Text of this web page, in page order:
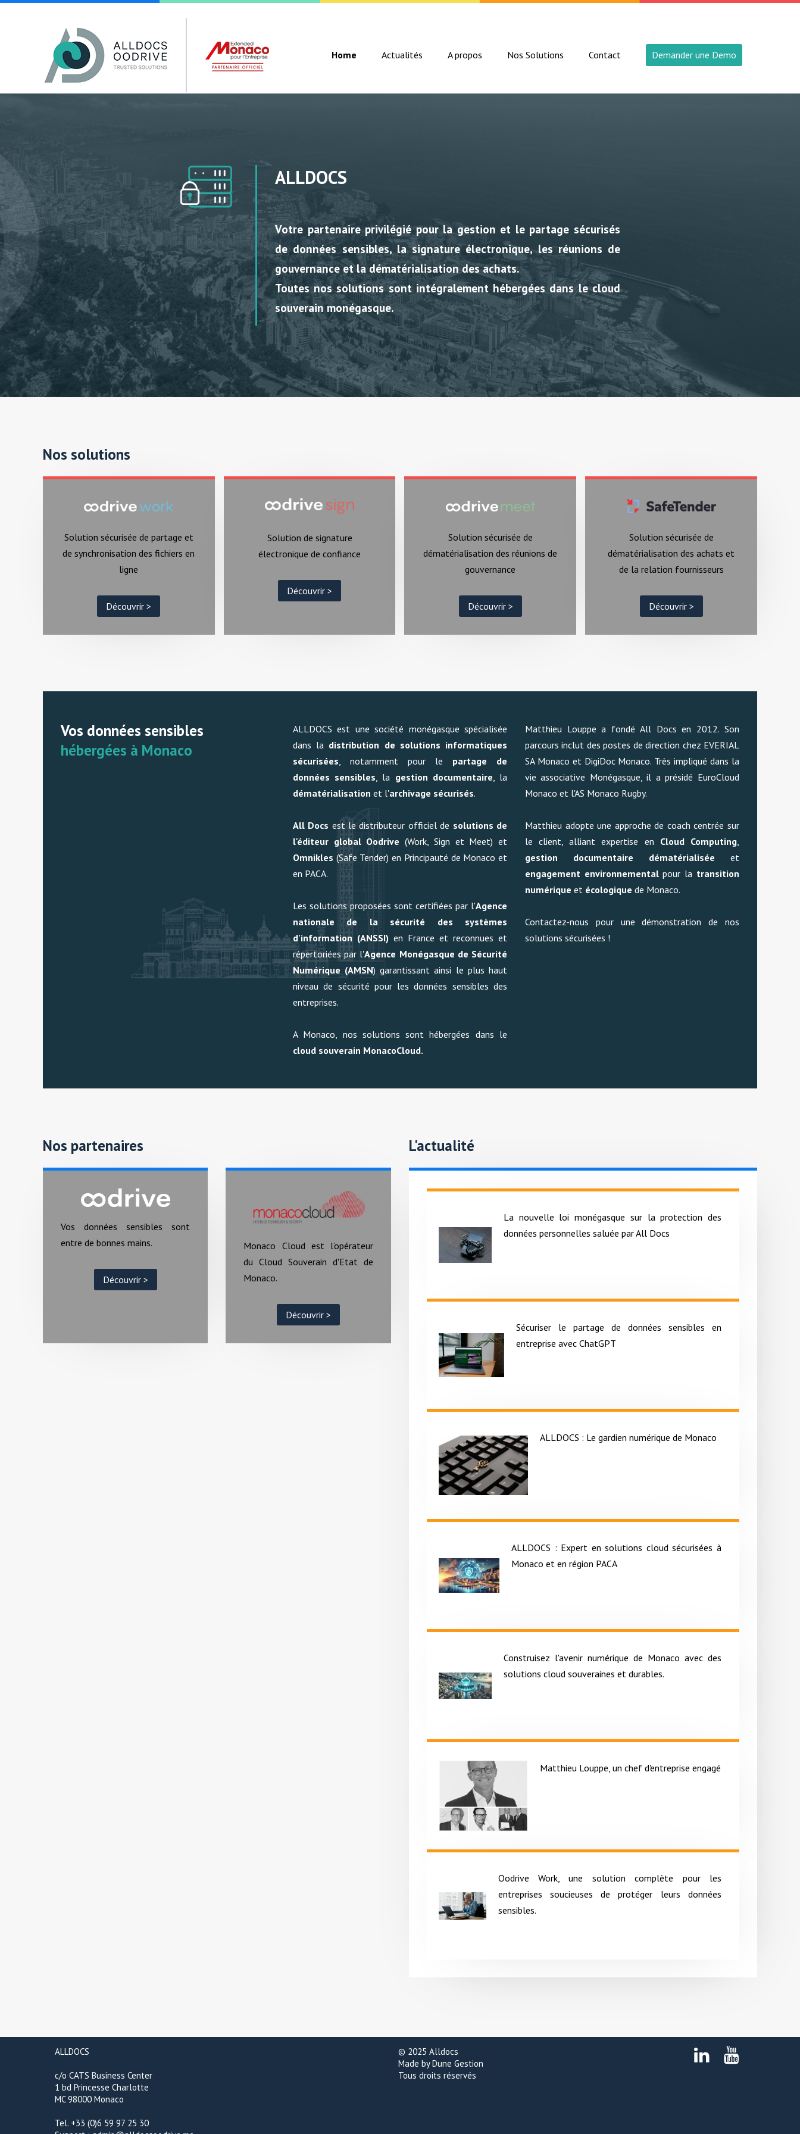
Home Actualités A propos Nos Solutions Contact Demander une Demo
ALLDOCS
Votre partenaire privilégié pour la gestion et le partage sécurisés
dedonnées sensibles, lasignature électronique, lesréunions de
gouvernanceet ladématérialisation des achats.
Toutes nos solutions sont intégralement hébergées dans lecloud
souverain monégasque.
Nos solutions
Solution sécurisée de partage et
de synchronisation des fichiers en
ligne
Découvrir >
Solution de signature
électronique de confiance
Découvrir >
Solution sécurisée de
dématérialisation des réunions de
gouvernance
Découvrir >
Solution sécurisée de
dématérialisation des achats et
de la relation fournisseurs
Découvrir >
Vos données sensibles
hébergées à Monaco
ALLDOCS est une société monégasque spécialisée
dans la distribution de solutions informatiques
sécurisées, notamment pour le partage de
données sensibles, la gestion documentaire, la
dématérialisation et l'archivage sécurisés.
All Docs est le distributeur officiel de solutions de
l'éditeur global Oodrive(Work, Sign et Meet) et
Omnikles (Safe Tender) en Principauté de Monaco et
en PACA.
Les solutions proposées sont certifiées par l'Agence
nationale de la sécurité des systèmes
d'information (ANSSI)en France et reconnues et
répertoriées par l'Agence Monégasque de Sécurité
Numérique (AMSN) garantissant ainsi le plus haut
niveau de sécurité pour les données sensibles des
entreprises.
A Monaco, nos solutions sont hébergées dans le
cloud souverain MonacoCloud.
Matthieu Louppe a fondé All Docs en 2012. Son
parcours inclut des postes de direction chez EVERIAL
SA Monaco et DigiDoc Monaco. Très impliqué dans la
vie associative Monégasque, il a présidé EuroCloud
Monaco et l'AS Monaco Rugby.
Matthieu adopte une approche de coach centrée sur
le client, alliant expertise en Cloud Computing,
gestion documentaire dématérialisée et
engagement environnementalpour la transition
numérique et écologique de Monaco.
Contactez-nous pour une démonstration de nos
solutions sécurisées !
Nos partenaires
Vos données sensibles sont
entre de bonnes mains.
Découvrir >
Monaco Cloud est l’opérateur
du Cloud Souverain d'Etat de
Monaco.
Découvrir >
L'actualité
La nouvelle loi monégasque sur la protection des
données personnelles saluée par All Docs
Sécuriser le partage de données sensibles en
entreprise avec ChatGPT
ALLDOCS : Le gardien numérique de Monaco
ALLDOCS : Expert en solutions cloud sécurisées à
Monaco et en région PACA
Construisez l'avenir numérique de Monaco avec des
solutions cloud souveraines et durables.
Matthieu Louppe, un chef d'entreprise engagé
Oodrive Work, une solution complète pour les
entreprises soucieuses de protéger leurs données
sensibles.
ALLDOCS
c/o CATS Business Center
1 bd Princesse Charlotte
MC 98000 Monaco
Tel. +33 (0)6 59 97 25 30
© 2025 Alldocs
Made by Dune Gestion
Tous droits réservés